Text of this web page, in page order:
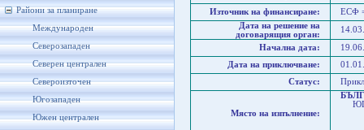
Райони за планиране
Международен
Северозападен
Северен централен
Североизточен
Югозападен
Южен централен
Източник на финансиране:
ЕСФ
Дата на решение на
договарящия орган:
Начална дата:
Дата на приключване:
Статус:
Място на изпълнение: